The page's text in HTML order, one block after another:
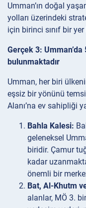
Umman’ın doğal
yolları üzerindeki
için birinci sınıf bir
Gerçek 3: Umman’da
bulunmaktadır
Umman, her biri
eşsiz bir yönünü
Alanı’na ev sahipliği
Bahla Kalesi:
geleneksel
biridir. Çamur
kadar
önemli bir
Bat, Al-Khutm
alanlar, MÖ 3.